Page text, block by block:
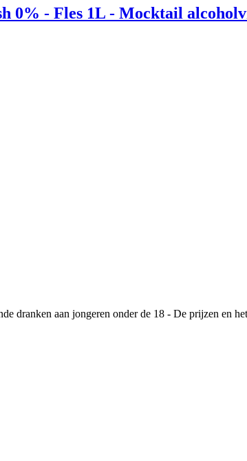
0% - Fles 1L - Mocktail
dranken aan jongeren onder de 18 - De prijzen en